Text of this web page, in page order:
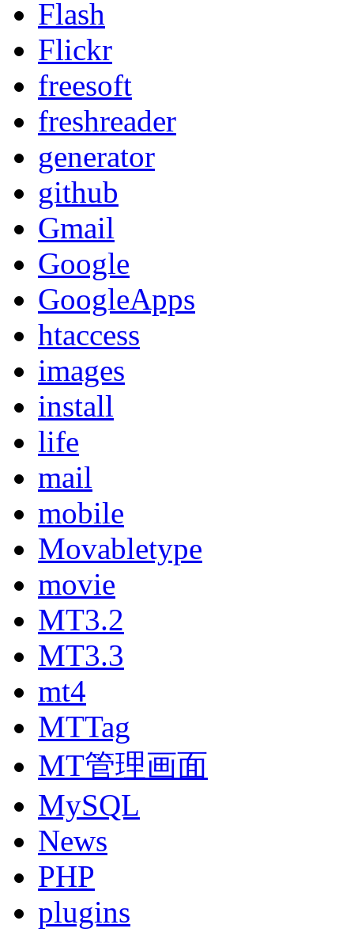
Flash
Flickr
freesoft
freshreader
generator
github
Gmail
Google
GoogleApps
htaccess
images
install
life
mail
mobile
Movabletype
movie
MT3.2
MT3.3
mt4
MTTag
MT管理画面
MySQL
News
PHP
plugins